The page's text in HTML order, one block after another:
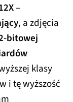
–
, a zdjęcia
bitowej
klasy
i tę wyższość